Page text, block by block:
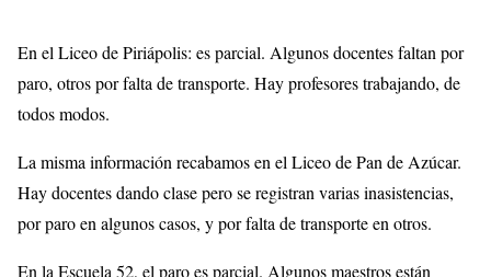
En el Liceo de Piriápolis: es parcial. Algunos docentes faltan por
paro, otros por falta de transporte. Hay profesores trabajando, de
todos modos.
La misma información recabamos en el Liceo de Pan de Azúcar.
Hay docentes dando clase pero se registran varias inasistencias,
por paro en algunos casos, y por falta de transporte en otros.
En la Escuela 52, el paro es parcial. Algunos maestros están